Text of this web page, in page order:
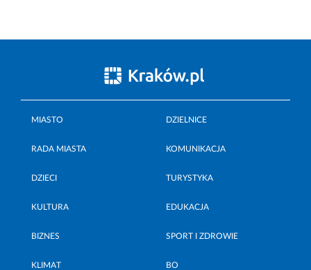
MIASTO DZIELNICE
RADA MIASTA KOMUNIKACJA
DZIECI TURYSTYKA
KULTURA EDUKACJA
BIZNES SPORT I ZDROWIE
KLIMAT BO